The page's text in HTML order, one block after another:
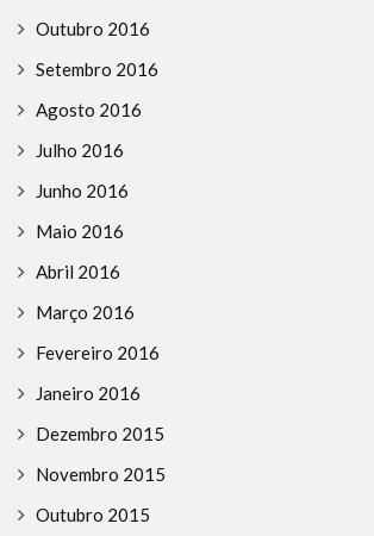
Outubro 2016
Setembro 2016
Agosto 2016
Julho 2016
Junho 2016
Maio 2016
Abril 2016
Março 2016
Fevereiro 2016
Janeiro 2016
Dezembro 2015
Novembro 2015
Outubro 2015